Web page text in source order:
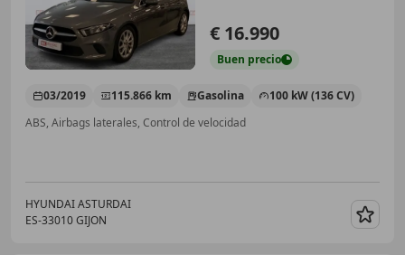
€ 16.990
Buen precio
03/2019 115.866 km Gasolina
100 kW (136 CV)
ABS, Airbags laterales, Control de velocidad
HYUNDAI ASTURDAI
ES-33010 GIJON